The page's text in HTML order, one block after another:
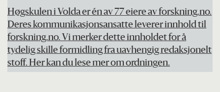
Høgskulen i Volda er én av 77 eiere av forskning.no.
Deres kommunikasjonsansatte leverer innhold til
forskning.no. Vi merker dette innholdet for å
tydelig skille formidling fra uavhengig redaksjonelt
stoff. Her kan du lese mer om ordningen.